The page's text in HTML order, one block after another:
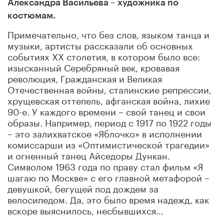
Александра Васильева – художника по
костюмам.
Примечательно, что без слов, языком танца и
музыки, артисты рассказали об основных
событиях ХХ столетия, в котором было все:
изысканный Серебряный век, кровавая
революция, Гражданская и Великая
Отечественная войны, сталинские репрессии,
хрущевская оттепель, афганская война, лихие
90-е. У каждого времени – свой танец и свои
образы. Например, период с 1917 по 1922 годы
– это залихватское «Яблочко» в исполнении
комиссарши из «Оптимистической трагедии»
и огненный танец Айседоры Дункан.
Символом 1963 года по праву стал фильм «Я
шагаю по Москве» с его главной метафорой –
девушкой, бегущей под дождем за
велосипедом. Да, это было время надежд, как
вскоре выяснилось, несбывшихся…